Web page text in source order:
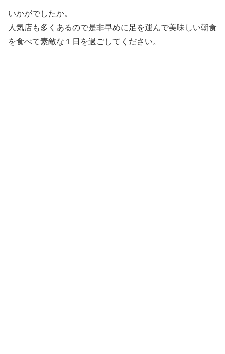
いかがでしたか。
人気店も多くあるので是非早めに足を運んで美味しい朝食
を食べて素敵な１日を過ごしてください。